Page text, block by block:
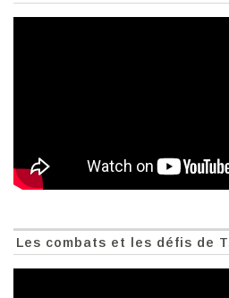
Les combats et les défis de